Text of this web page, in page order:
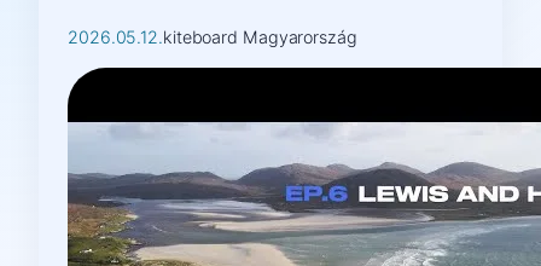
2026.05.12.kiteboard Magyarország